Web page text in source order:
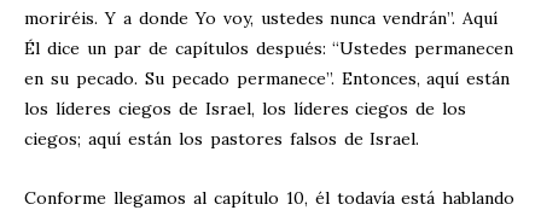
moriréis. Y a donde Yo voy, ustedes nunca vendrán”. Aquí
Él dice un par de capítulos después: “Ustedes permanecen
en su pecado. Su pecado permanece”. Entonces, aquí están
los líderes ciegos de Israel, los líderes ciegos de los
ciegos; aquí están los pastores falsos de Israel.
Conforme llegamos al capítulo 10, él todavía está hablando